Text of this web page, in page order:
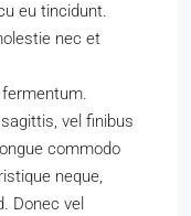
eu tincidunt.
nec et
vel finibus
commodo
neque,
Donec vel